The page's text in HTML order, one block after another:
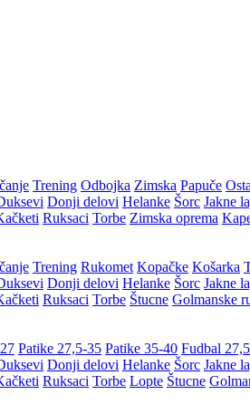
Trening Odbojka Zimska Papuče
Donji delovi Helanke Šorc Jakne
Ruksaci Torbe Zimska oprema
Trening Rukomet Kopačke Košarka
Donji delovi Helanke Šorc Jakne
Ruksaci Torbe Štucne Golmanske
Patike 27,5-35 Patike 35-40 Fudbal
Donji delovi Helanke Šorc Jakne
Ruksaci Torbe Lopte Štucne